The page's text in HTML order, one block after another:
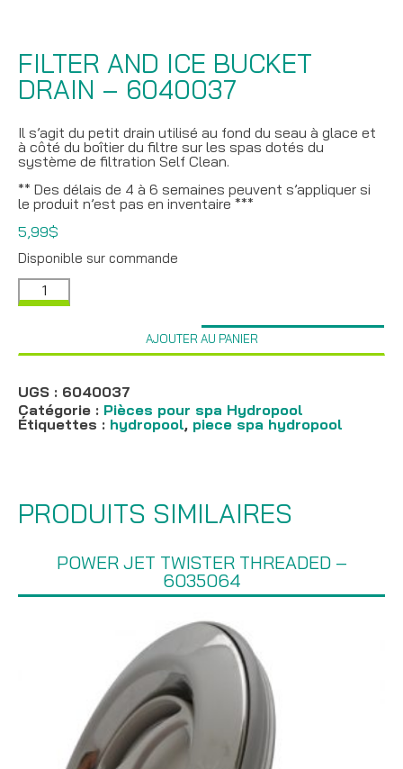
FILTER AND ICE BUCKET
DRAIN – 6040037
Il s’agit du petit drain utilisé au fond du seau à glace et
à côté du boîtier du filtre sur les spas dotés du
système de filtration Self Clean.
** Des délais de 4 à 6 semaines peuvent s’appliquer si
le produit n’est pas en inventaire ***
5,99$
Disponible sur commande
quantité
de
Bucket
-
6040037
AJOUTER AU PANIER
UGS : 6040037
Catégorie : Pièces pour spa Hydropool
Étiquettes : hydropool, piece spa hydropool
PRODUITS SIMILAIRES
POWER JET TWISTER THREADED –
6035064